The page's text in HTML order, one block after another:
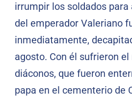
irrumpir los soldados
del emperador Valeriano
inmediatamente,
agosto. Con él sufrieron
diáconos, que fueron
papa en el cementerio de